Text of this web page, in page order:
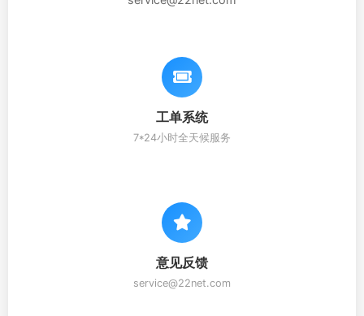
工单系统
7*24小时全天候服务
意见反馈
service@22net.com